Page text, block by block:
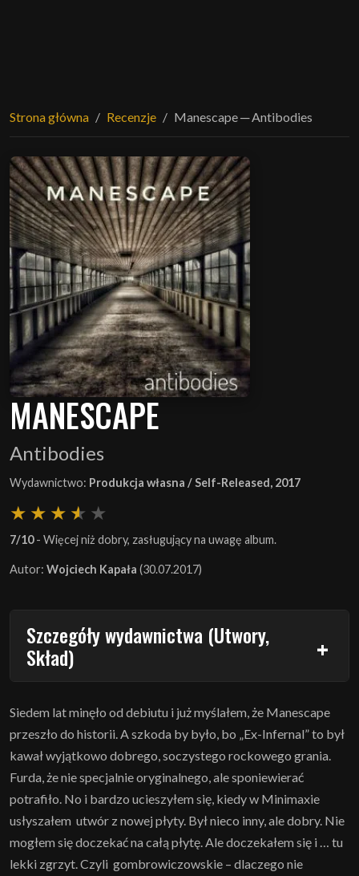
Strona główna Recenzje Manescape ─ Antibodies
MANESCAPE
Antibodies
Wydawnictwo: Produkcja własna / Self-Released, 2017
7/10- Więcej niż dobry, zasługujący na uwagę album.
Autor: Wojciech Kapała (30.07.2017)
Szczegóły wydawnictwa (Utwory,
Skład)
Siedem lat minęło od debiutu i już myślałem, że Manescape
przeszło do historii. A szkoda by było, bo „Ex-Infernal” to był
kawał wyjątkowo dobrego, soczystego rockowego grania.
Furda, że nie specjalnie oryginalnego, ale sponiewierać
potrafiło. No i bardzo ucieszyłem się, kiedy w Minimaxie
usłyszałem utwór z nowej płyty. Był nieco inny, ale dobry. Nie
mogłem się doczekać na całą płytę. Ale doczekałem się i … tu
lekki zgrzyt. Czyli gombrowiczowskie – dlaczego nie